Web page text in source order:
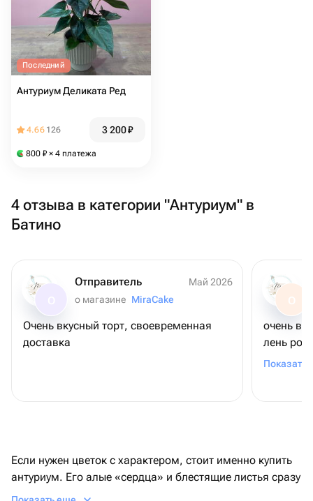
Последний
Антуриум Деликата Ред
4.66 126 3 200₽
800 ₽ × 4 платежа
4 отзыва в категории "Антуриум" в
Батино
Отправитель
Май 2026
о магазине MiraCake
Очень вкусный торт, своевременная
доставка
О
очень
лень
общении
Показать
Если нужен цветок с характером, стоит именно купить
антуриум. Его алые «сердца» и блестящие листья сразу
заметны на фоне других растений. Это не просто